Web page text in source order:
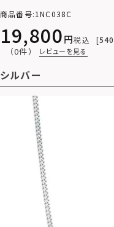
商品番号 1NC038C
19,800 税込 540
（0件） レビューを見る
シルバー